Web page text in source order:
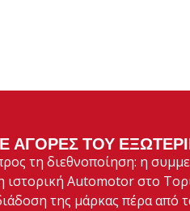
ΑΓΟΡΈΣ ΤΟΥ
τη διεθνοποίηση: η
ιστορική Automotor στο
της μάρκας πέρα από